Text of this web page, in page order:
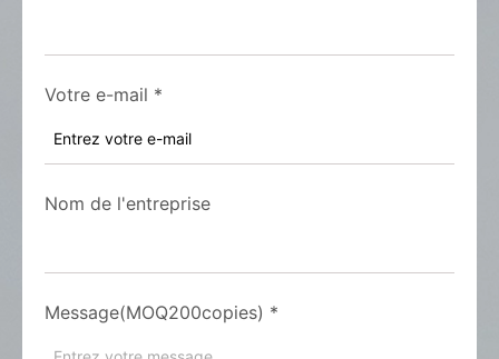
Votre e-mail *
Nom de l'entreprise
Message(MOQ200copies) *